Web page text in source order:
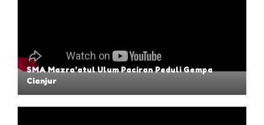
SMA Mazra’atul Ulum Paciran Peduli Gempa
Cianjur